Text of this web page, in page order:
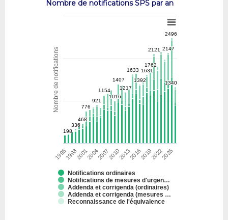
Nombre de notifications SPS par an
Nombre de notifications
198
198
336
336
468
468
776
776
921
921
1154
1154
1016
1016
1407
1407
1217
1217
1633
1633
1392
1392
1631
1631
1762
1762
2121
2121 2147
2147
2496
2496
1340
1340
Notifications ordinaires
Notifications de mesures d'urgen…
Addenda et corrigenda (ordinaires)
Addenda et corrigenda (mesures …
Reconnaissance de l'équivalence
19951998200120042007201020132016201920222025